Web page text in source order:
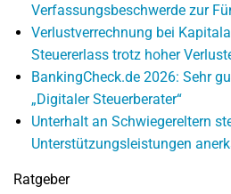
Verfassungsbeschwerde zur
Verlustverrechnung bei
Steuererlass trotz hoher
BankingCheck.de 2026: Sehr
„Digitaler Steuerberater“
Unterhalt an Schwiegereltern
Unterstützungsleistungen
Ratgeber